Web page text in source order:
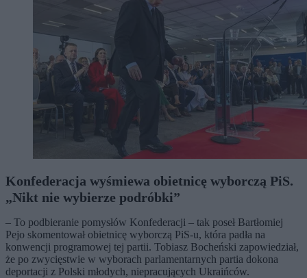
Konfederacja wyśmiewa obietnicę wyborczą PiS.
„Nikt nie wybierze podróbki”
– To podbieranie pomysłów Konfederacji – tak poseł Bartłomiej
Pejo skomentował obietnicę wyborczą PiS-u, która padła na
konwencji programowej tej partii. Tobiasz Bocheński zapowiedział,
że po zwycięstwie w wyborach parlamentarnych partia dokona
deportacji z Polski młodych, niepracujących Ukraińców.